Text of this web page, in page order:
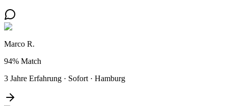
Marco R.
94% Match
3 Jahre Erfahrung · Sofort · Hamburg